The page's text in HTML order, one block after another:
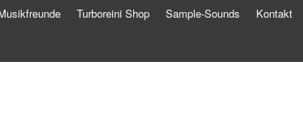
Turboreini Shop Sample-Sounds Kontakt